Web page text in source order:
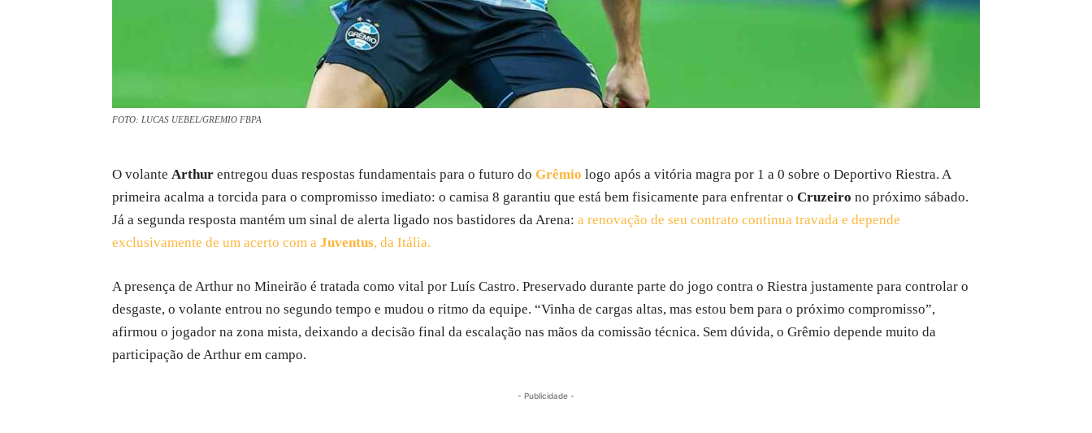
FOTO: LUCAS UEBEL/GREMIO FBPA
O volante Arthur entregou duas respostas fundamentais para o futuro do Grêmio logo após a vitória magra por 1 a 0 sobre o Deportivo Riestra. A
primeira acalma a torcida para o compromisso imediato: o camisa 8 garantiu que está bem fisicamente para enfrentar o Cruzeiro no próximo sábado.
Já a segunda resposta mantém um sinal de alerta ligado nos bastidores da Arena: a renovação de seu contrato continua travada e depende
exclusivamente de um acerto com a Juventus, da Itália.
A presença de Arthur no Mineirão é tratada como vital por Luís Castro. Preservado durante parte do jogo contra o Riestra justamente para controlar o
desgaste, o volante entrou no segundo tempo e mudou o ritmo da equipe. “Vinha de cargas altas, mas estou bem para o próximo compromisso”,
afirmou o jogador na zona mista, deixando a decisão final da escalação nas mãos da comissão técnica. Sem dúvida, o Grêmio depende muito da
participação de Arthur em campo.
- Publicidade -